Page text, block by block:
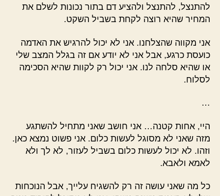
להתנצל, להתנצל ולהציע דם בתור נכונות לשלם את
המחיר שהיא רוצה לקחת בשביל השקט.
אני מקווה שהצלחנו. אני לא יכול להרגיש את האדמה
כועסת כרגע, אבל אני לא יודע אם זה בגלל המצב שלי
או שהיא סלחה לנו. אני יכול רק לקוות שהיא הסכימה
לסלוח.
…
היי, אחות קטנה… אני חושב שאני מתחיל להשתגע
מזה שאני לא מסוגל לעשות כלום. אני פשוט נמצא כאן.
וזהו. לא יכול לעשות כלום בשביל לעזור, לא לך ולא
לאמא ולאבא.
כל מה שאני עושה זה רק להשגיח עלייך, אבל הנוכחות